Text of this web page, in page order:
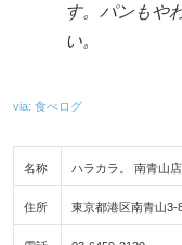
す。パンもや
い。
via: 食べログ
名称 ハラカラ。 南青山店
住所 東京都港区南青山